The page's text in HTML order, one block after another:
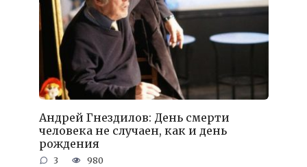
Андрей Гнездилов: День смерти
человека не случаен, как и день
рождения
3 980